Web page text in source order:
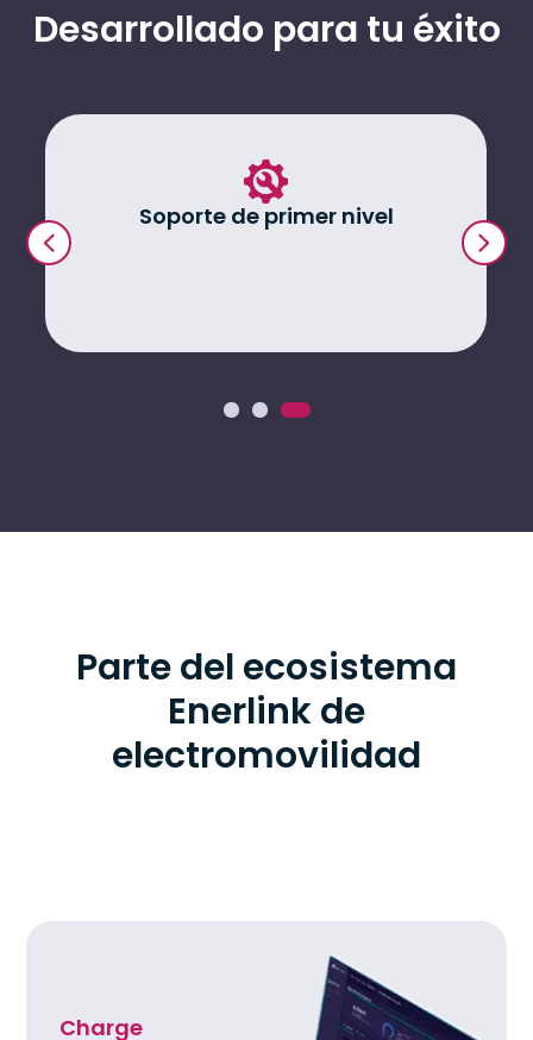
Desarrollado para tu éxito
Soporte de primer nivel
Parte del ecosistema
Enerlink de
electromovilidad
Charge